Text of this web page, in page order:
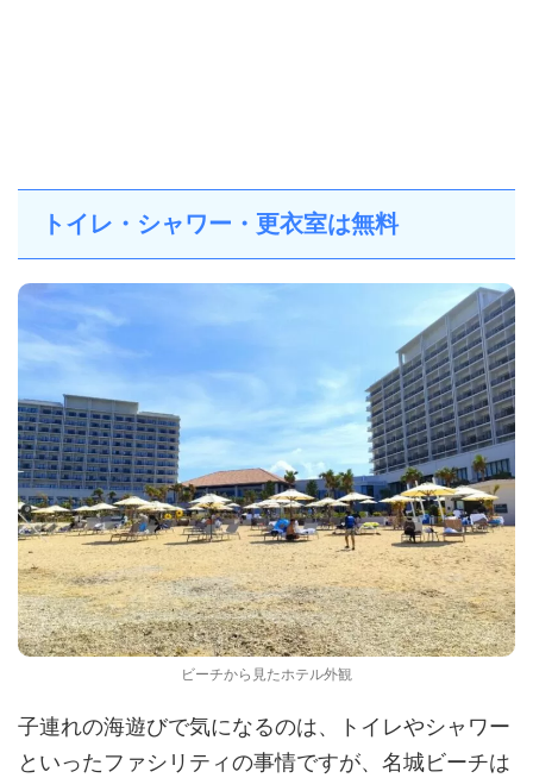
トイレ・シャワー・更衣室は無料
ビーチから見たホテル外観
子連れの海遊びで気になるのは、トイレやシャワー
といったファシリティの事情ですが、名城ビーチは